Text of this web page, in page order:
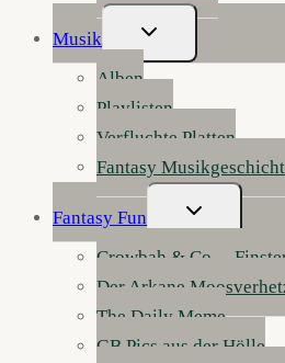
Musik
Untermenü
Umschalten
Alben
Playlisten
Verfluchte Platten
Fantasy
Fantasy Fun
Untermenü
Umschalten
Crowbah & Co. –
Der Arkane
The Daily Meme
GB Pics aus der Hölle